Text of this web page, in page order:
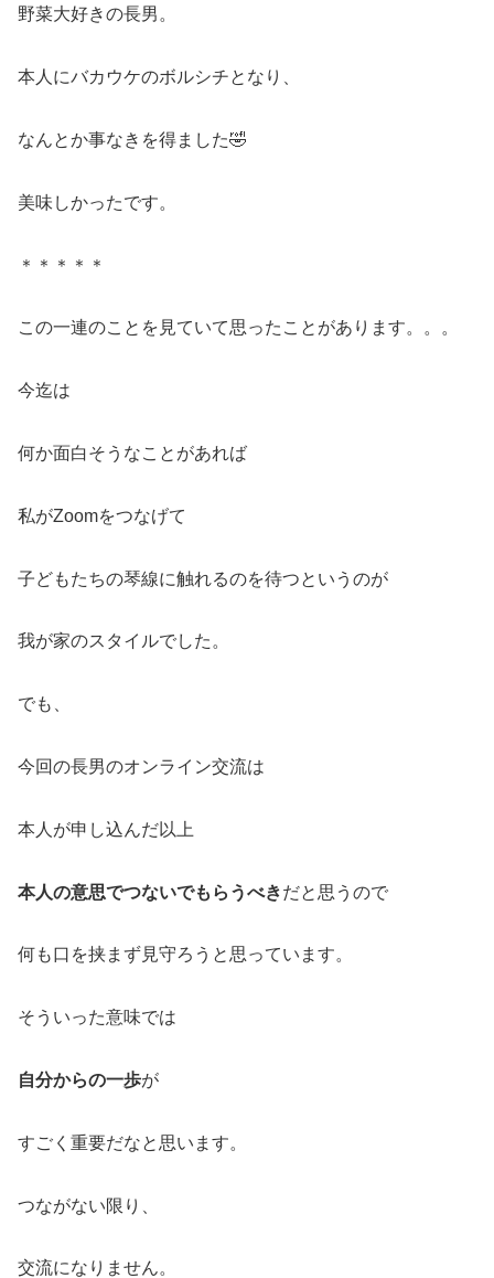
野菜大好きの長男。
本人にバカウケのボルシチとなり、
なんとか事なきを得ました🤣
美味しかったです。
＊＊＊＊＊
この一連のことを見ていて思ったことがあります。。。
今迄は
何か面白そうなことがあれば
私がZoomをつなげて
子どもたちの琴線に触れるのを待つというのが
我が家のスタイルでした。
でも、
今回の長男のオンライン交流は
本人が申し込んだ以上
本人の意思でつないでもらうべきだと思うので
何も口を挟まず見守ろうと思っています。
そういった意味では
自分からの一歩が
すごく重要だなと思います。
つながない限り、
交流になりません。